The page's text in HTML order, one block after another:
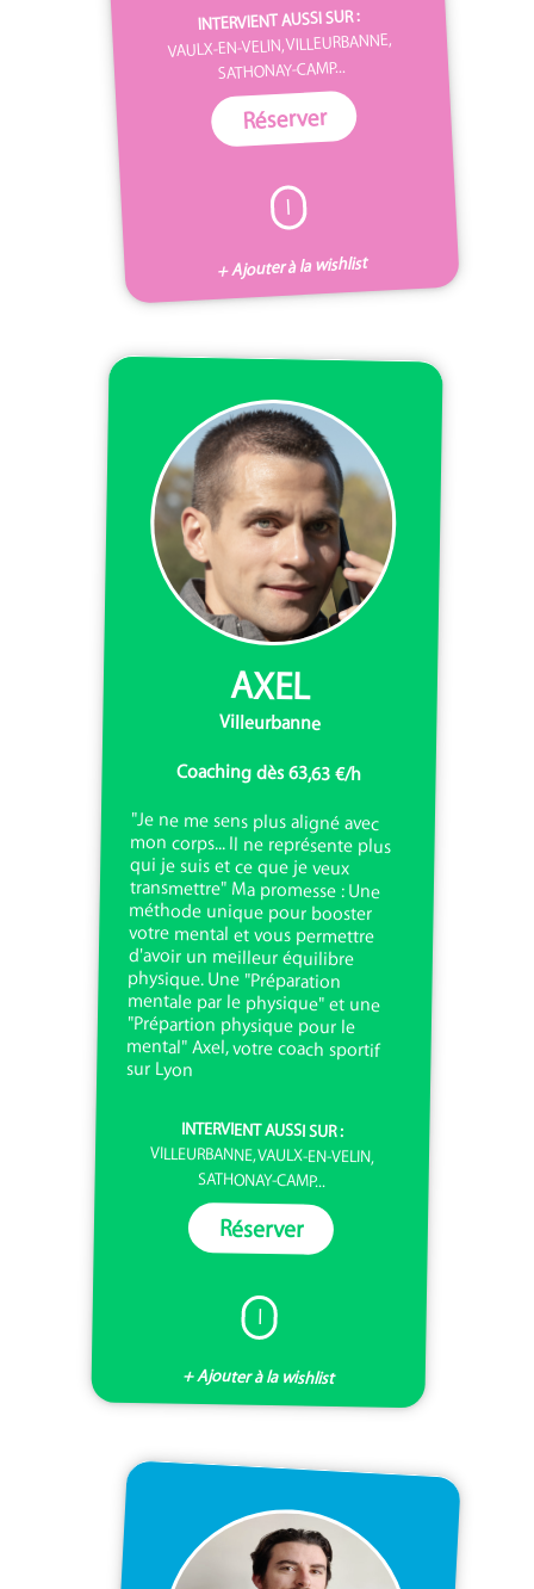
INTERVIENT AUSSI SUR :
VAULX-EN-VELIN, VILLEURBANNE,
SATHONAY-CAMP...
Réserver
I
+ Ajouter à la wishlist
AXEL
Villeurbanne
Coaching dès 63,63 €/h
"Je ne me sens plus aligné avec
mon corps... Il ne représente plus
qui je suis et ce que je veux
transmettre" Ma promesse : Une
méthode unique pour booster
votre mental et vous permettre
d'avoir un meilleur équilibre
physique. Une "Préparation
mentale par le physique" et une
"Prépartion physique pour le
mental" Axel, votre coach sportif
sur Lyon
INTERVIENT AUSSI SUR :
VILLEURBANNE, VAULX-EN-VELIN,
SATHONAY-CAMP...
Réserver
I
+ Ajouter à la wishlist